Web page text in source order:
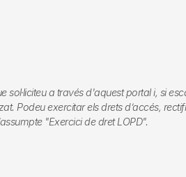
a través d'aquest portal i, si
Podeu exercitar els drets d’accés,
"Exercici de dret LOPD".